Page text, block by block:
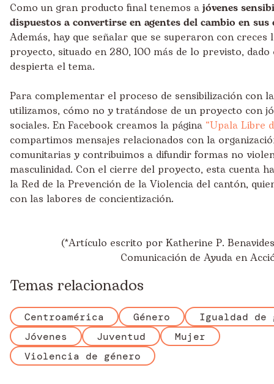
Como un gran producto final tenemos a jóvenes
dispuestos a convertirse en agentes del cambio en sus
Además, hay que señalar que se superaron con creces
proyecto, situado en 280, 100 más de lo previsto,
despierta el tema.
Para complementar el proceso de sensibilización con
utilizamos, cómo no y tratándose de un proyecto con
sociales. En Facebook creamos la página “Upala Libre
compartimos mensajes relacionados con la
comunitarias y contribuimos a difundir formas no
masculinidad. Con el cierre del proyecto, esta cuenta
la Red de la Prevención de la Violencia del cantón,
con las labores de concientización.
(*Artículo escrito por Katherine P.
Comunicación de Ayuda en
Temas relacionados
Centroamérica Género
Igualdad de
Jóvenes
Juventud
Mujer
Violencia de género